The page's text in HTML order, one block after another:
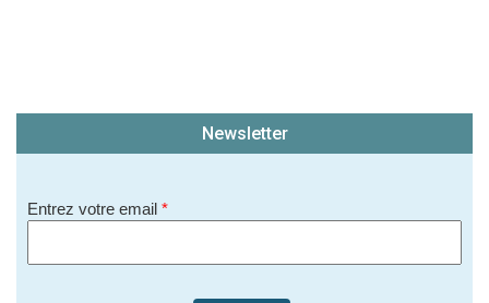
Newsletter
Entrez votre email *